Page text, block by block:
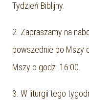
Tydzień Biblijny.
2. Zapraszamy na
powszednie po Mszy
Mszy o godz. 16:00.
3. W liturgii tego